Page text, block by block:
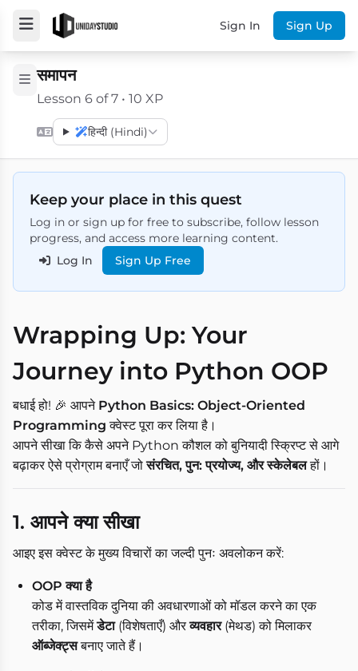
Sign In Sign Up
समापन
Lesson 6 of 7 • 10 XP
हिन्दी (Hindi)
Keep your place in this quest
Log in or sign up for free to subscribe, follow lesson
progress, and access more learning content.
Log In
Sign Up Free
Wrapping Up: Your
Journey into Python OOP
बधाई हो! 🎉 आपने Python Basics: Object-Oriented
Programming क्वेस्ट पूरा कर लिया है।
आपने सीखा कि कैसे अपने Python कौशल को बुनियादी स्क्रिप्ट से आगे
बढ़ाकर ऐसे प्रोग्राम बनाएँ जोसंरचित, पुन: प्रयोज्य, और स्केलेबलहों।
1. आपने क्या सीखा
आइए इस क्वेस्ट के मुख्य विचारों का जल्दी पुनः अवलोकन करें:
OOP क्या है
कोड में वास्तविक दुनिया की अवधारणाओं को मॉडल करने का एक
तरीका, जिसमेंडेटा(विशेषताएँ) औरव्यवहार(मेथड) को मिलाकर
ऑब्जेक्ट्सबनाए जाते हैं।